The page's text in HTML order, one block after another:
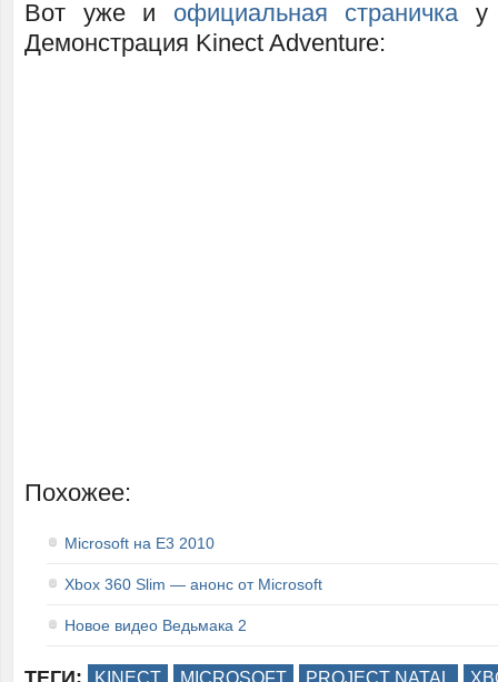
Вот уже и официальная страничкау
Демонстрация Kinect Adventure:
Похожее:
Microsoft на E3 2010
Xbox 360 Slim — анонс от Microsoft
Новое видео Ведьмака 2
ТЕГИ: KINECT MICROSOFT PROJECT NATAL